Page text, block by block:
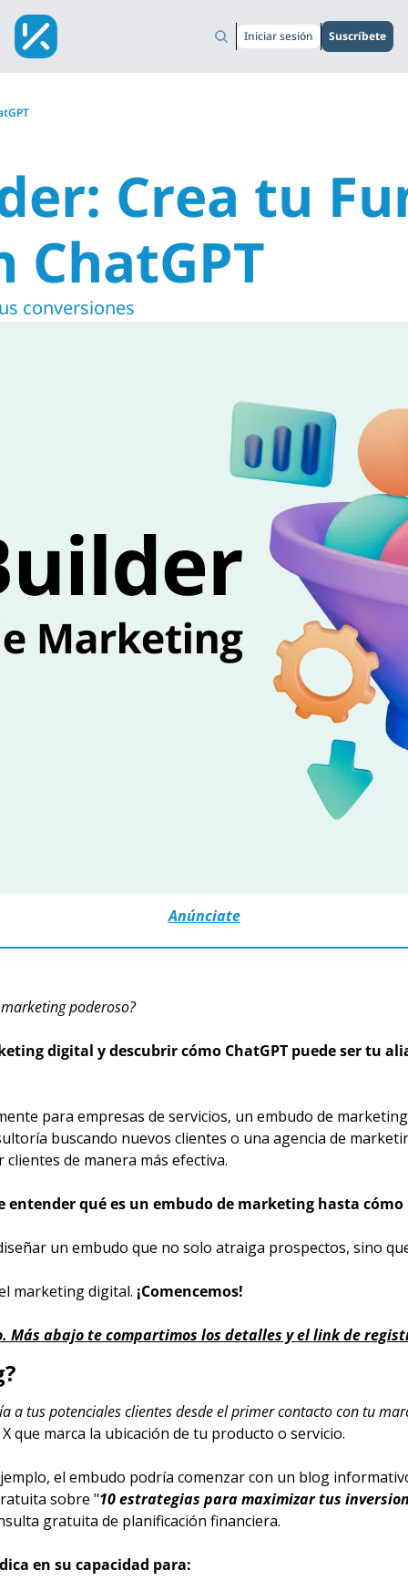
Iniciar sesión Suscríbete
Crea tu
conversiones
Anúnciate
poderoso?
digital y descubrir cómo ChatGPT puede ser tu
para empresas de servicios, un embudo de
buscando nuevos clientes o una agencia de
de manera más efectiva.
entender qué es un embudo de marketing hasta
un embudo que no solo atraiga prospectos, sino
marketing digital. ¡Comencemos!
abajo te compartimos los detalles y el link de
a tus potenciales clientes desde el primer contacto con tu
que marca la ubicación de tu producto o servicio.
el embudo podría comenzar con un blog
sobre "10 estrategias para maximizar tus
gratuita de planificación financiera.
en su capacidad para: